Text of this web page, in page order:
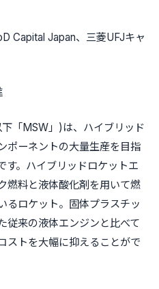
Capital Japan、三菱UFJキャ
「MSW」)は、ハイブリッド
ポーネントの大量生産を目指
。 ハイブリッドロケットエ
燃料と液体酸化剤を用いて燃
るロケット。固体プラスチッ
従来の液体エンジンと比べて
ストを大幅に抑えることがで